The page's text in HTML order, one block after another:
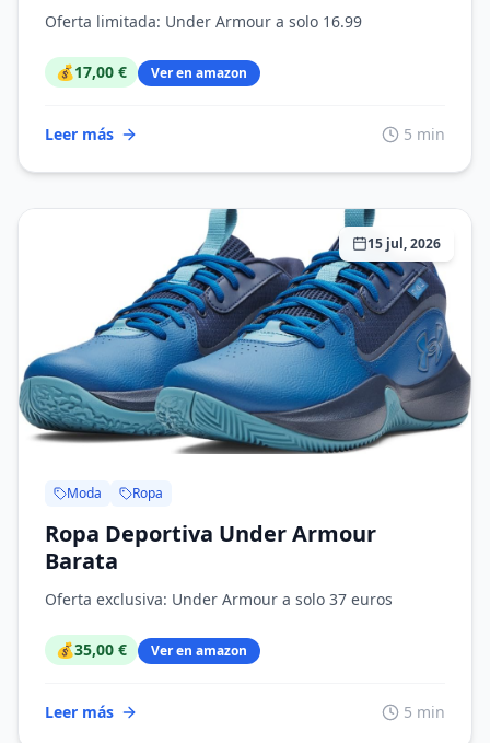
Oferta limitada: Under Armour a solo 16.99
💰17,00 € Ver en amazon
Leer más 5 min
15 jul, 2026
Moda Ropa
Ropa Deportiva Under Armour
Barata
Oferta exclusiva: Under Armour a solo 37 euros
💰35,00 € Ver en amazon
Leer más 5 min